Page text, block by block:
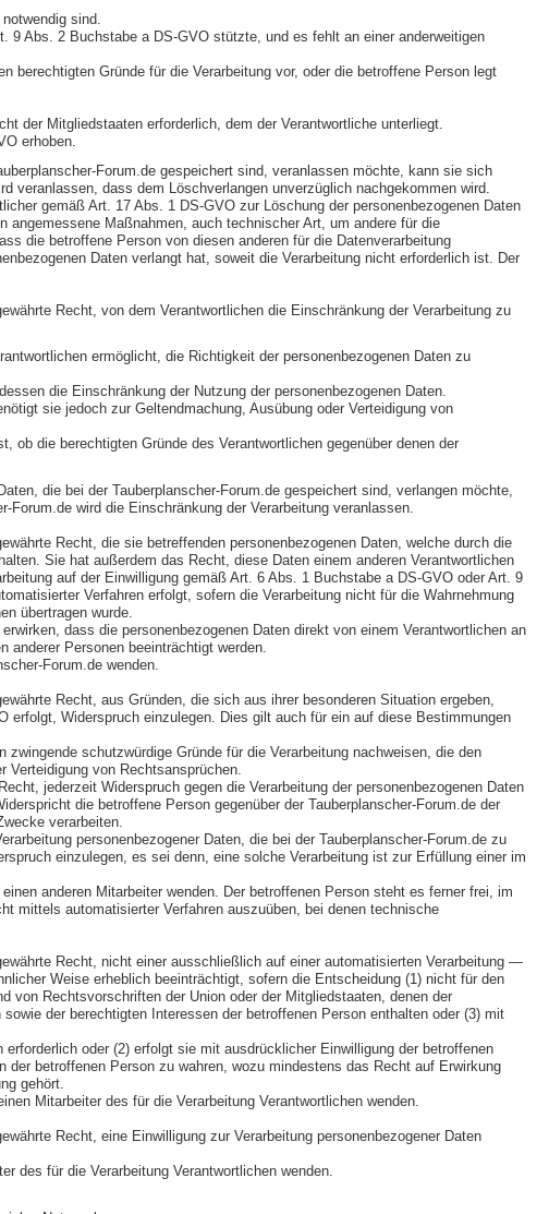
sind.
9 Abs. 2 Buchstabe a DS-GVO stützte, und es fehlt an einer anderweitigen
berechtigten Gründe für die Verarbeitung vor, oder die betroffene Person legt
der Mitgliedstaaten erforderlich, dem der Verantwortliche unterliegt.
erhoben.
Forum.de gespeichert sind, veranlassen möchte, kann sie sich
veranlassen, dass dem Löschverlangen unverzüglich nachgekommen wird.
gemäß Art. 17 Abs. 1 DS-GVO zur Löschung der personenbezogenen Daten
Maßnahmen, auch technischer Art, um andere für die
die betroffene Person von diesen anderen für die Datenverarbeitung
Daten verlangt hat, soweit die Verarbeitung nicht erforderlich ist. Der
Recht, von dem Verantwortlichen die Einschränkung der Verarbeitung zu
ermöglicht, die Richtigkeit der personenbezogenen Daten zu
die Einschränkung der Nutzung der personenbezogenen Daten.
sie jedoch zur Geltendmachung, Ausübung oder Verteidigung von
ob die berechtigten Gründe des Verantwortlichen gegenüber denen der
die bei der Tauberplanscher-Forum.de gespeichert sind, verlangen möchte,
Forum.de wird die Einschränkung der Verarbeitung veranlassen.
Recht, die sie betreffenden personenbezogenen Daten, welche durch die
Sie hat außerdem das Recht, diese Daten einem anderen Verantwortlichen
auf der Einwilligung gemäß Art. 6 Abs. 1 Buchstabe a DS-GVO oder Art. 9
Verfahren erfolgt, sofern die Verarbeitung nicht für die Wahrnehmung
übertragen wurde.
dass die personenbezogenen Daten direkt von einem Verantwortlichen an
anderer Personen beeinträchtigt werden.
Forum.de wenden.
Recht, aus Gründen, die sich aus ihrer besonderen Situation ergeben,
erfolgt, Widerspruch einzulegen. Dies gilt auch für ein auf diese Bestimmungen
schutzwürdige Gründe für die Verarbeitung nachweisen, die den
Verteidigung von Rechtsansprüchen.
jederzeit Widerspruch gegen die Verarbeitung der personenbezogenen Daten
die betroffene Person gegenüber der Tauberplanscher-Forum.de der
verarbeiten.
personenbezogener Daten, die bei der Tauberplanscher-Forum.de zu
einzulegen, es sei denn, eine solche Verarbeitung ist zur Erfüllung einer im
anderen Mitarbeiter wenden. Der betroffenen Person steht es ferner frei, im
mittels automatisierter Verfahren auszuüben, bei denen technische
Recht, nicht einer ausschließlich auf einer automatisierten Verarbeitung —
Weise erheblich beeinträchtigt, sofern die Entscheidung (1) nicht für den
von Rechtsvorschriften der Union oder der Mitgliedstaaten, denen der
der berechtigten Interessen der betroffenen Person enthalten oder (3) mit
oder (2) erfolgt sie mit ausdrücklicher Einwilligung der betroffenen
betroffenen Person zu wahren, wozu mindestens das Recht auf Erwirkung
gehört.
Mitarbeiter des für die Verarbeitung Verantwortlichen wenden.
Recht, eine Einwilligung zur Verarbeitung personenbezogener Daten
des für die Verarbeitung Verantwortlichen wenden.